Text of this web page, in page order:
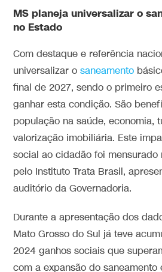
MS planeja universalizar o
no Estado
Com destaque e referência
universalizar osaneamento
final de 2027, sendo o primeiro
ganhar esta condição. São
população na saúde, economia,
valorização imobiliária. Este
social ao cidadão foi mensurado
pelo Instituto Trata Brasil,
auditório da Governadoria.
Durante a apresentação dos
Mato Grosso do Sul já teve
2024 ganhos sociais que
com a expansão do saneamento